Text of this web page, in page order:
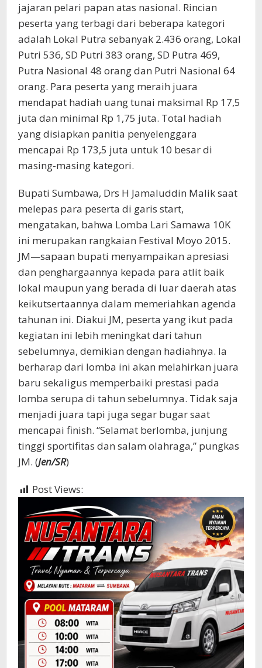
jajaran pelari papan atas nasional. Rincian
peserta yang terbagi dari beberapa kategori
adalah Lokal Putra sebanyak 2.436 orang, Lokal
Putri 536, SD Putri 383 orang, SD Putra 469,
Putra Nasional 48 orang dan Putri Nasional 64
orang. Para peserta yang meraih juara
mendapat hadiah uang tunai maksimal Rp 17,5
juta dan minimal Rp 1,75 juta. Total hadiah
yang disiapkan panitia penyelenggara
mencapai Rp 173,5 juta untuk 10 besar di
masing-masing kategori.
Bupati Sumbawa, Drs H Jamaluddin Malik saat
melepas para peserta di garis start,
mengatakan, bahwa Lomba Lari Samawa 10K
ini merupakan rangkaian Festival Moyo 2015.
JM—sapaan bupati menyampaikan apresiasi
dan penghargaannya kepada para atlit baik
lokal maupun yang berada di luar daerah atas
keikutsertaannya dalam memeriahkan agenda
tahunan ini. Diakui JM, peserta yang ikut pada
kegiatan ini lebih meningkat dari tahun
sebelumnya, demikian dengan hadiahnya. Ia
berharap dari lomba ini akan melahirkan juara
baru sekaligus memperbaiki prestasi pada
lomba serupa di tahun sebelumnya. Tidak saja
menjadi juara tapi juga segar bugar saat
mencapai finish. “Selamat berlomba, junjung
tinggi sportifitas dan salam olahraga,” pungkas
JM. (Jen/SR)
Post Views: